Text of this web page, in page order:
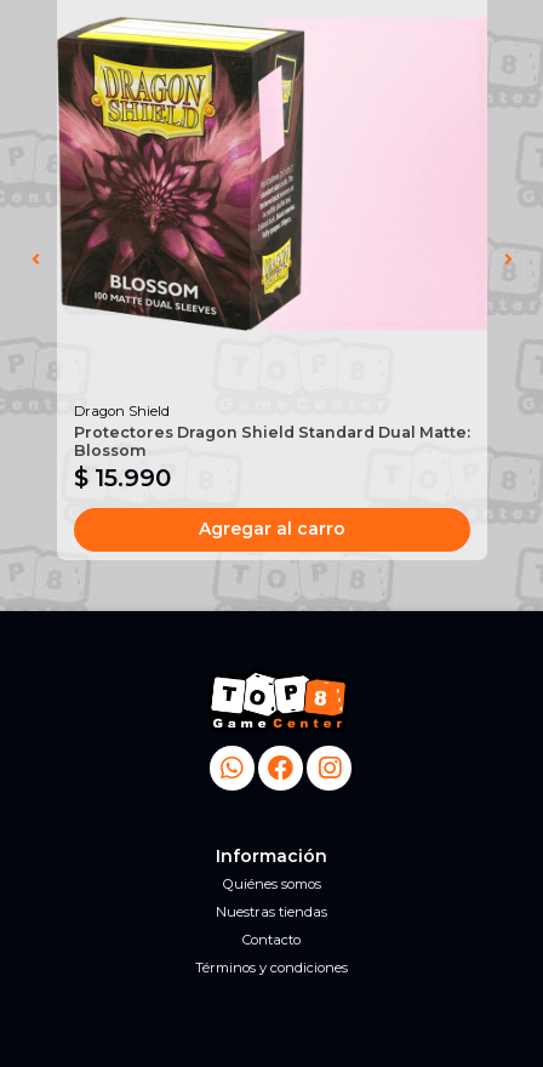
Dragon Shield
Protectores Dragon Shield Standard Dual Matte:
Blossom
$ 15.990
Agregar al carro
Información
Quiénes somos
Nuestras tiendas
Contacto
Términos y condiciones